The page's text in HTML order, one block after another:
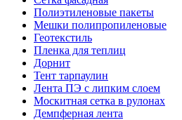
Полиэтиленовые пакеты
Мешки полипропиленовые
Геотекстиль
Пленка для теплиц
Дорнит
Тент тарпаулин
Лента ПЭ с липким слоем
Москитная сетка в рулонах
Демпферная лента